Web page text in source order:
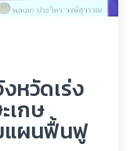
หวัดเร่ง
เกษ
แผนฟื้นฟู